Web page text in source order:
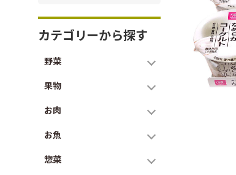
カテゴリーから探す
野菜
果物
お肉
お魚
惣菜